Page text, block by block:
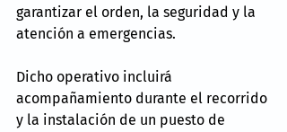
garantizar el orden, la seguridad y la
atención a emergencias.
Dicho operativo incluirá
acompañamiento durante el recorrido
y la instalación de un puesto de